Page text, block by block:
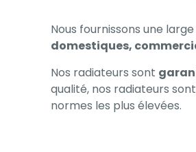
Nous fournissons une
domestiques,
Nos radiateurs sont
qualité, nos radiateurs
normes les plus élevées.